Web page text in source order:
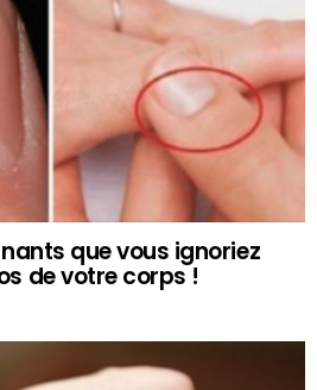
que vous ignoriez
de votre corps !